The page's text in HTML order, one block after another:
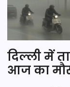
दिल्ली में
आज का